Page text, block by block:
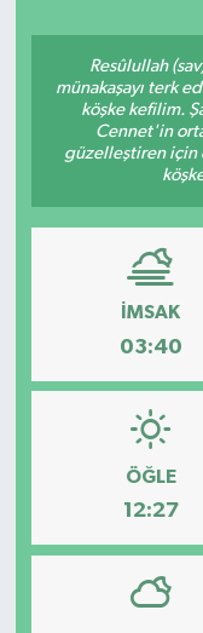
Resûlullah
münakaşayı terk
köşke kefilim.
Cennet'in
güzelleştiren için
İMSAK
03:40
ÖĞLE
12:27